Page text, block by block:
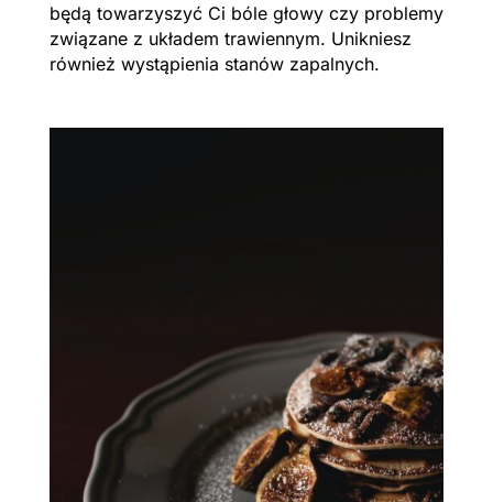
będą towarzyszyć Ci bóle głowy czy problemy
związane z układem trawiennym. Unikniesz
również wystąpienia stanów zapalnych.